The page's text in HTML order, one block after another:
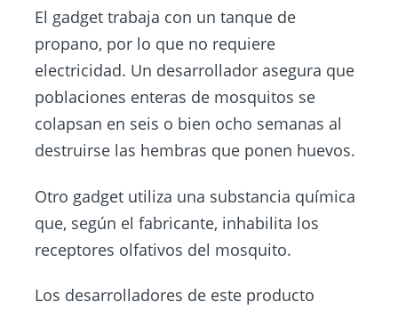
El gadget trabaja con un tanque de
propano, por lo que no requiere
electricidad. Un desarrollador asegura que
poblaciones enteras de mosquitos se
colapsan en seis o bien ocho semanas al
destruirse las hembras que ponen huevos.
Otro gadget utiliza una substancia química
que, según el fabricante, inhabilita los
receptores olfativos del mosquito.
Los desarrolladores de este producto